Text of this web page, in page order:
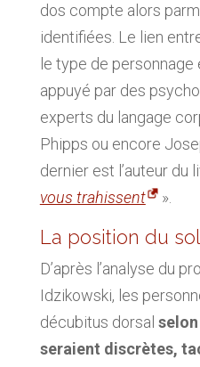
dos compte alors
identifiées. Le lien
le type de
appuyé par des
experts du langage
Phipps ou encore
dernier est l’auteur du
vous trahissent
».
La position du
D’après l’analyse du
Idzikowski, les
décubitus dorsal
seraient discrètes,